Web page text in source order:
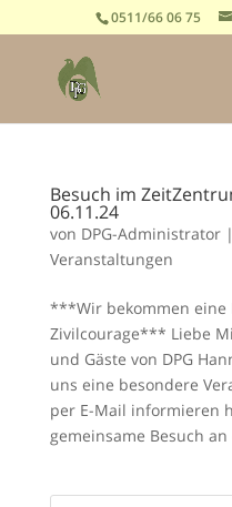
0511/66 06 75
Besuch im
06.11.24
von DPG-Administrator|
Veranstaltungen
***Wir bekommen eine
Zivilcourage*** Liebe
und Gäste von DPG
uns eine besondere
per E-Mail informieren
gemeinsame Besuch